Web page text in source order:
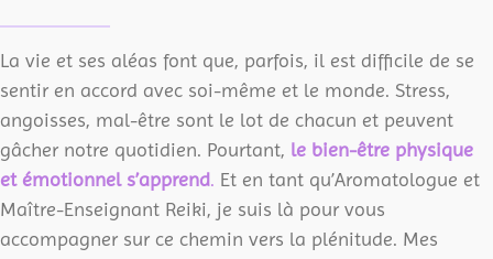
La vie et ses aléas font que, parfois, il est difficile de se
sentir en accord avec soi-même et le monde. Stress,
angoisses, mal-être sont le lot de chacun et peuvent
gâcher notre quotidien. Pourtant, le bien-être physique
et émotionnel s’apprend. Et en tant qu’Aromatologue et
Maître-Enseignant Reiki, je suis là pour vous
accompagner sur ce chemin vers la plénitude. Mes